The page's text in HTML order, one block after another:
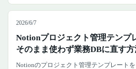
2026/6/7
Notionプロジェクト管理テンプ
そのまま使わず業務DBに直す
Notionのプロジェクト管理テンプレート